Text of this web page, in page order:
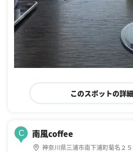
このスポットの詳
C 南風coffee
神奈川県三浦市南下浦町菊名２５